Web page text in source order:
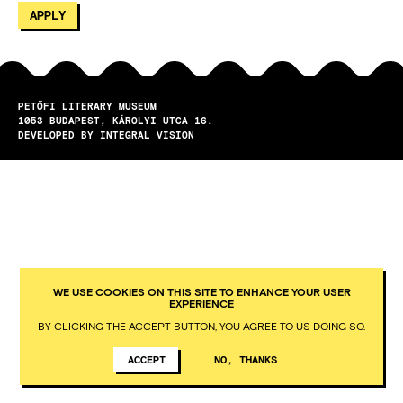
PETŐFI LITERARY MUSEUM
1053
BUDAPEST
KÁROLYI UTCA 16.
DEVELOPED BY INTEGRAL VISION
WE USE COOKIES ON THIS SITE TO ENHANCE YOUR USER
EXPERIENCE
BY CLICKING THE ACCEPT BUTTON, YOU AGREE TO US DOING SO.
ACCEPT NO, THANKS